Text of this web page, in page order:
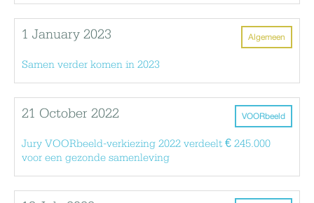
Algemeen
1 January 2023
Samen verder komen in 2023
VOORbeeld
21 October 2022
Jury VOORbeeld-verkiezing 2022 verdeelt € 245.000
voor een gezonde samenleving